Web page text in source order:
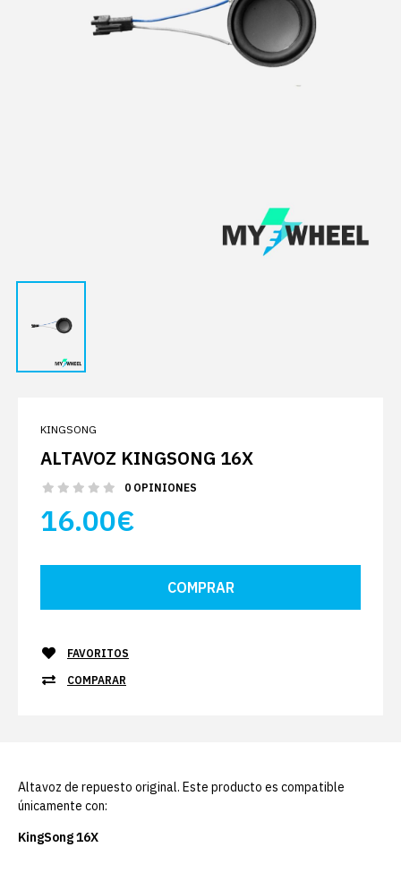
KINGSONG
ALTAVOZ KINGSONG 16X
0 OPINIONES
16.00€
FAVORITOS
COMPARAR
Altavoz de repuesto original. Este producto es compatible
únicamente con:
KingSong 16X